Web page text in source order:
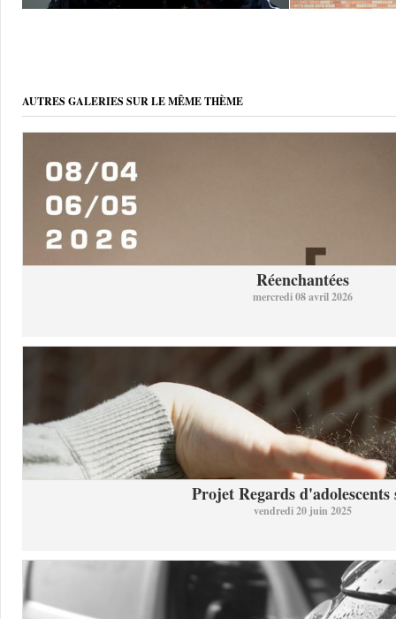
AUTRES GALERIES SUR LE MÊME THÈME
Réenchantées
mercredi 08 avril 2026
Projet Regards d'adolescents
vendredi 20 juin 2025